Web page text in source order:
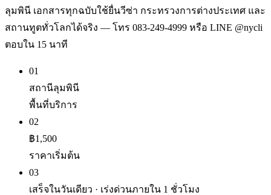
ลุมพินี เอกสารทุกฉบับใช้ยื่นวีซ่า กระทรวงการต่างประเทศ และ
สถานทูตทั่วโลกได้จริง — โทร 083-249-4999 หรือ LINE @nycli
ตอบใน 15 นาที
01
สถานีลุมพินี
พื้นที่บริการ
02
฿1,500
ราคาเริ่มต้น
03
เสร็จในวันเดียว · เร่งด่วนภายใน 1 ชั่วโมง